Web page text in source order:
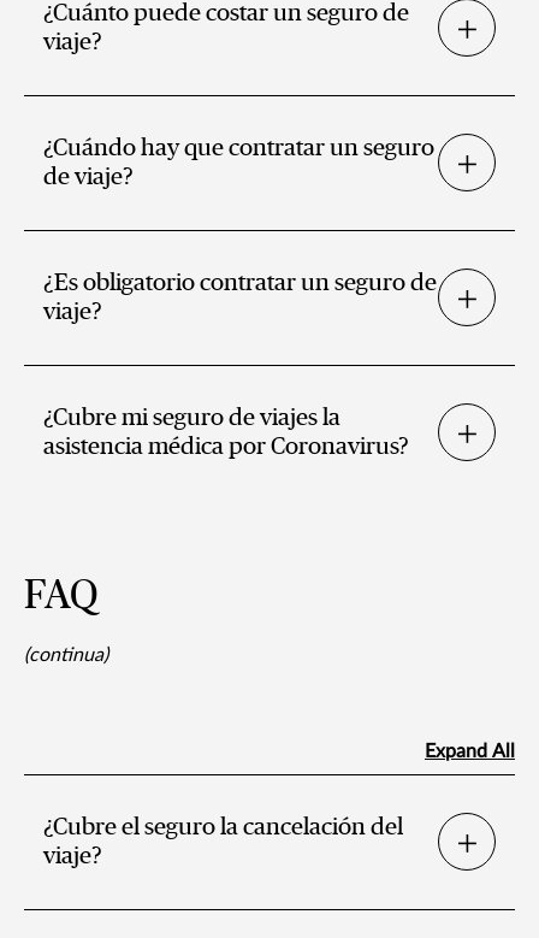
¿Cuánto puede costar un seguro de
viaje?
¿Cuándo hay que contratar un seguro
de viaje?
¿Es obligatorio contratar un seguro de
viaje?
¿Cubre mi seguro de viajes la
asistencia médica por Coronavirus?
FAQ
(continua)
Expand All
¿Cubre el seguro la cancelación del
viaje?